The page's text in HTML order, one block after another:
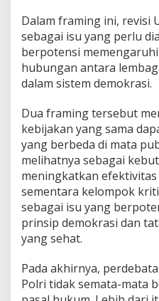
Dalam framing ini, revisi
sebagai isu yang perlu
berpotensi
hubungan antara
dalam sistem demokrasi.
Dua framing tersebut
kebijakan yang sama
yang berbeda di mata
melihatnya sebagai
meningkatkan
sementara kelompok
sebagai isu yang
prinsip demokrasi dan
yang sehat.
Pada akhirnya,
Polri tidak semata-mata